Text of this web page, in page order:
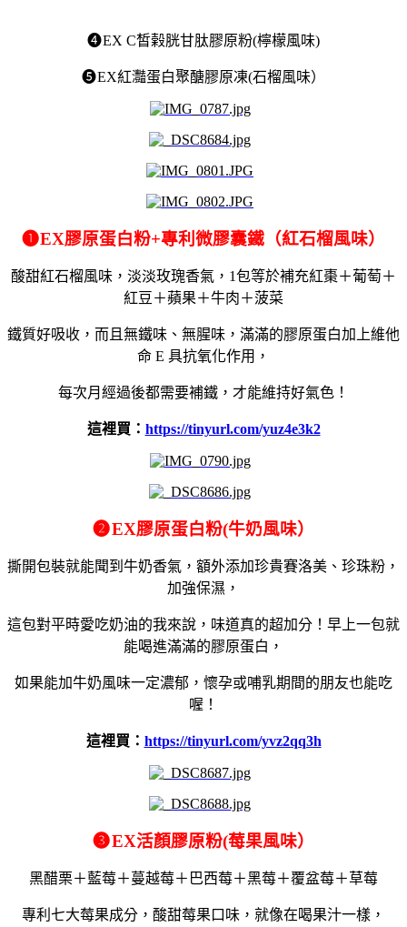
❹EX C皙榖胱甘肽膠原粉(檸檬風味)
❺EX紅灩蛋白聚醣膠原凍(石榴風味）
❶EX膠原蛋白粉+專利微膠囊鐵（紅石榴風味）
酸甜紅石榴風味，淡淡玫瑰香氣，1包等於補充紅棗＋葡萄＋
紅豆＋蘋果＋牛肉＋菠菜
鐵質好吸收， 而且無鐵味、無腥味， 滿滿的膠原蛋白加上維他
命 E 具抗氧化作用，
每次月經過後都需要補鐵，才能維持好氣色！
這裡買： https://tinyurl.com/yuz4e3k2
❷EX膠原蛋白粉(牛奶風味）
撕開包裝就能聞到牛奶香氣，額外添加珍貴賽洛美、珍珠粉，
加強保濕，
這包對平時愛吃奶油的我來說，味道真的超加分！早上一包就
能喝進滿滿的膠原蛋白，
如果能加牛奶風味一定濃郁，懷孕或哺乳期間的朋友也能吃
喔！
這裡買： https://tinyurl.com/yvz2qq3h
❸EX活顏膠原粉(莓果風味）
黑醋栗＋藍莓＋蔓越莓＋巴西莓＋黑莓＋覆盆莓＋草莓
專利七大莓果成分，酸甜莓果口味，就像在喝果汁一樣，